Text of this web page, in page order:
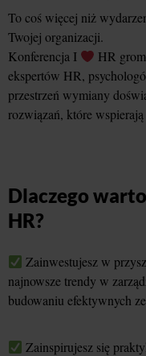
To coś więcej niż
Twojej organizacji.
Konferencja I
HR
ekspertów HR,
przestrzeń wymiany
rozwiązań, które
Dlaczego
HR?
Zainwestujesz w
najnowsze trendy w
budowaniu efektywnych
Zainspirujesz się